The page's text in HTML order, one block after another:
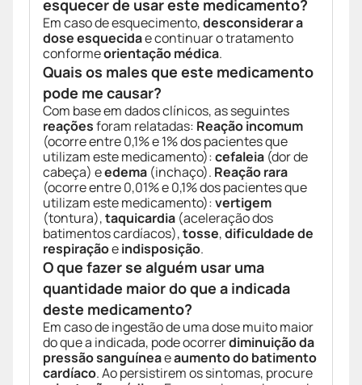
esquecer de usar este medicamento?
Em caso de esquecimento,desconsiderar a
dose esquecidae continuar o tratamento
conformeorientação médica.
Quais os males que este medicamento
pode me causar?
Com base em dados clínicos, as seguintes
reaçõesforam relatadas: Reação incomum
(ocorre entre 0,1% e 1% dos pacientes que
utilizam este medicamento):cefaleia (dor de
cabeça) eedema (inchaço). Reação rara
(ocorre entre 0,01% e 0,1% dos pacientes que
utilizam este medicamento):vertigem
(tontura),taquicardia (aceleração dos
batimentos cardíacos),tosse,dificuldade de
respiraçãoeindisposição.
O que fazer se alguém usar uma
quantidade maior do que a indicada
deste medicamento?
Em caso de ingestão de uma dose muito maior
do que a indicada, pode ocorrerdiminuição da
pressão sanguíneaeaumento do batimento
cardíaco. Ao persistirem os sintomas, procure